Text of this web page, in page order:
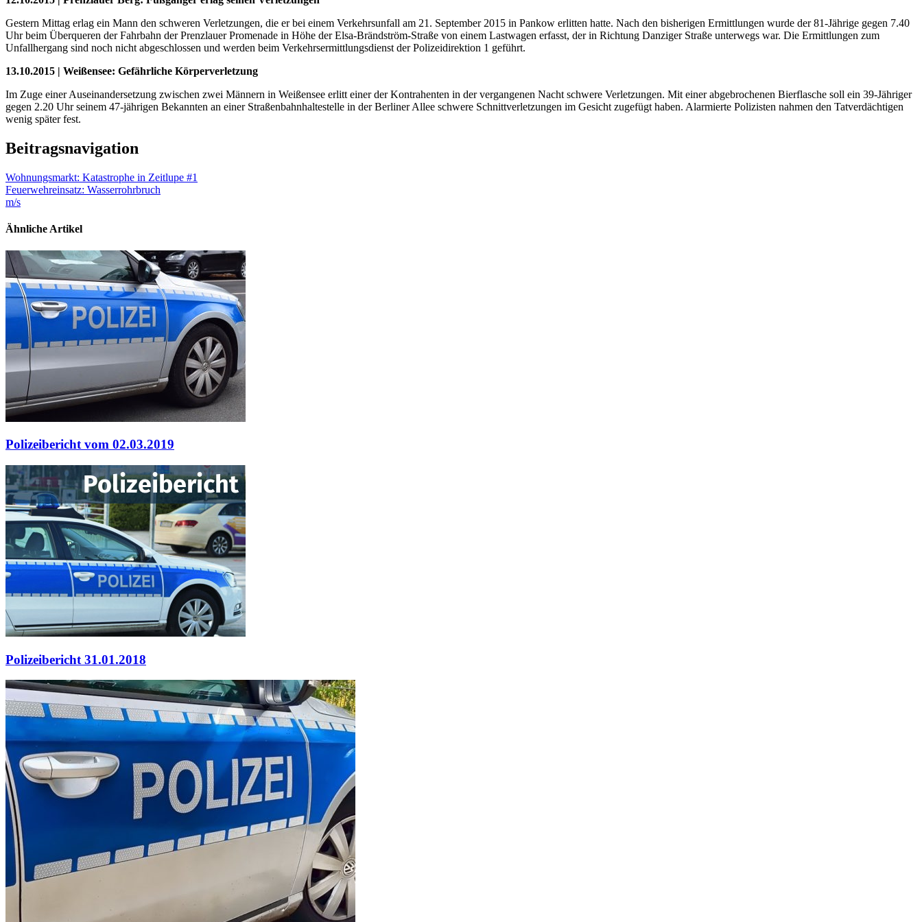
Gestern Mittag erlag ein Mann den schweren Verletzungen, die er bei einem Verkehrsunfall am 21. September 2015 in Pankow erlitten hatte. Nach den bisherigen Ermittlungen wurde der 81-Jährige gegen 7.40
Uhr beim Überqueren der Fahrbahn der Prenzlauer Promenade in Höhe der Elsa-Brändström-Straße von einem Lastwagen erfasst, der in Richtung Danziger Straße unterwegs war. Die Ermittlungen zum
Unfallhergang sind noch nicht abgeschlossen und werden beim Verkehrsermittlungsdienst der Polizeidirektion 1 geführt.
13.10.2015 | Weißensee: Gefährliche Körperverletzung
Im Zuge einer Auseinandersetzung zwischen zwei Männern in Weißensee erlitt einer der Kontrahenten in der vergangenen Nacht schwere Verletzungen. Mit einer abgebrochenen Bierflasche soll ein 39-Jähriger
gegen 2.20 Uhr seinem 47-jährigen Bekannten an einer Straßenbahnhaltestelle in der Berliner Allee schwere Schnittverletzungen im Gesicht zugefügt haben. Alarmierte Polizisten nahmen den Tatverdächtigen
wenig später fest.
Beitragsnavigation
Wohnungsmarkt: Katastrophe in Zeitlupe #1
Feuerwehreinsatz: Wasserrohrbruch
m/s
Ähnliche Artikel
Polizeibericht vom 02.03.2019
Polizeibericht 31.01.2018